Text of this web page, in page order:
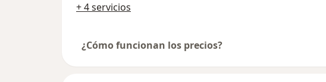
+ 4 servicios
¿Cómo funcionan los precios?